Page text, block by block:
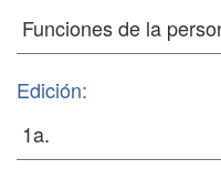
Edición: